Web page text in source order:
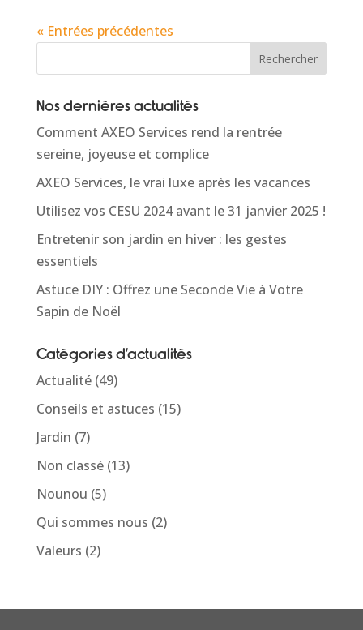
« Entrées précédentes
Rechercher
Nos dernières actualités
Comment AXEO Services rend la rentrée
sereine, joyeuse et complice
AXEO Services, le vrai luxe après les vacances
Utilisez vos CESU 2024 avant le 31 janvier 2025 !
Entretenir son jardin en hiver : les gestes
essentiels
Astuce DIY : Offrez une Seconde Vie à Votre
Sapin de Noël
Catégories d’actualités
Actualité(49)
Conseils et astuces (15)
Jardin (7)
Non classé(13)
Nounou (5)
Qui sommes nous (2)
Valeurs (2)